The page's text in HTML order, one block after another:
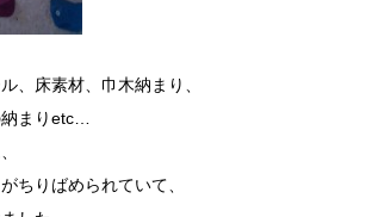
、床素材、巾木納まり、
まりetc…
ちりばめられていて、